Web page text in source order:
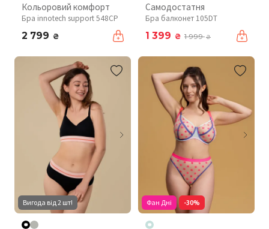
Кольоровий комфорт
Бра innotech support 548CP
2 799 ₴
Самодостатня
Бра балконет 105DT
1 399 ₴ 1 999₴
Вигода від 2 шт! Фан Дні -30%